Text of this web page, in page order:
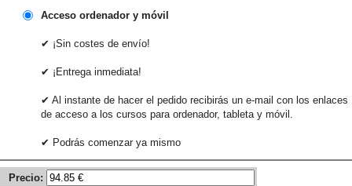
Acceso ordenador y móvil
✔ ¡Sin costes de envío!
✔ ¡Entrega inmediata!
✔ Al instante de hacer el pedido recibirás un e-mail con los enlaces
de acceso a los cursos para ordenador, tableta y móvil.
✔ Podrás comenzar ya mismo
Precio: